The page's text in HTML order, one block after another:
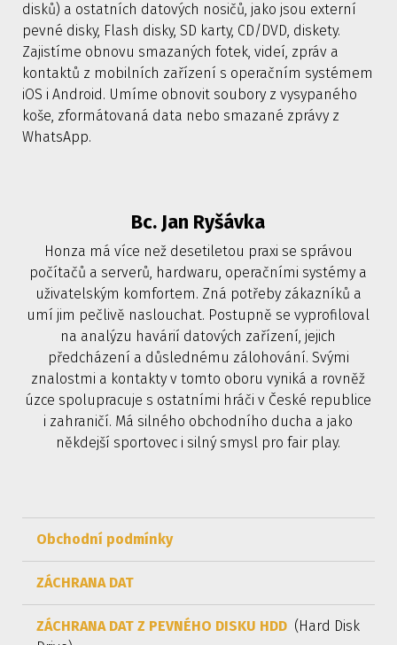
disků) a ostatních datových nosičů, jako jsou externí
pevné disky, Flash disky, SD karty, CD/DVD, diskety.
Zajistíme obnovu smazaných fotek, videí, zpráv a
kontaktů z mobilních zařízení s operačním systémem
iOS i Android. Umíme obnovit soubory z vysypaného
koše, zformátovaná data nebo smazané zprávy z
WhatsApp.
Bc. Jan Ryšávka
Honza má více než desetiletou praxi se správou
počítačů a serverů, hardwaru, operačními systémy a
uživatelským komfortem. Zná potřeby zákazníků a
umí jim pečlivě naslouchat. Postupně se vyprofiloval
na analýzu havárií datových zařízení, jejich
předcházení a důslednému zálohování. Svými
znalostmi a kontakty v tomto oboru vyniká a rovněž
úzce spolupracuje s ostatními hráči v České republice
i zahraničí. Má silného obchodního ducha a jako
někdejší sportovec i silný smysl pro fair play.
Obchodní podmínky
ZÁCHRANA DAT
ZÁCHRANA DAT Z PEVNÉHO DISKU HDD (Hard Disk